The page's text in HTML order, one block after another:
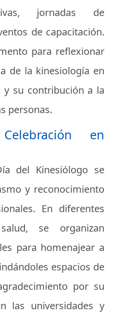
jornadas de
de capacitación.
para reflexionar
de la kinesiología en
y su contribución a la
personas.
en
del Kinesiólogo se
y reconocimiento
En diferentes
se organizan
para homenajear a
espacios de
por su
las universidades y